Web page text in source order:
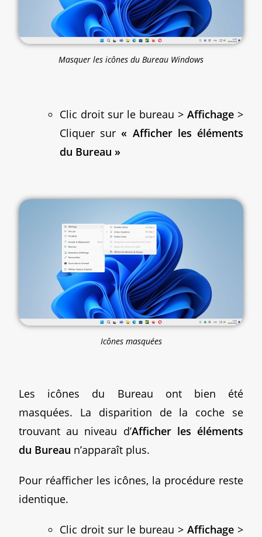
Masquer les icônes du Bureau Windows
Clic droit sur le bureau > Affichage>
Cliquer sur « Afficher les éléments
du Bureau »
Icônes masquées
Les icônes du Bureau ont bien été
masquées. La disparition de la coche se
trouvant au niveau d’Afficher les éléments
du Bureau n’apparaît plus.
Pour réafficher les icônes, la procédure reste
identique.
Clic droit sur le bureau > Affichage>